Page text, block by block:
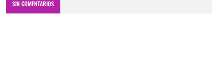
SIN COMENTARIOS